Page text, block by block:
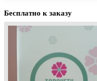
Бесплатно к заказу